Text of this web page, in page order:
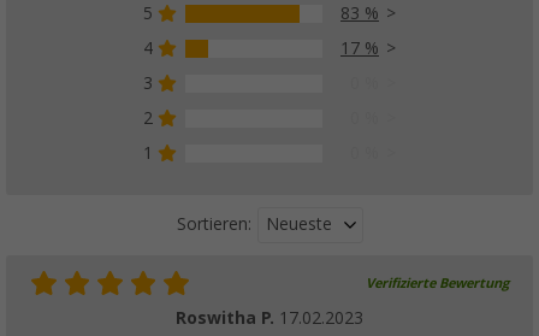
5
83 %
4
17 %
3
2
1
Sortieren: Neueste
Verifizierte Bewertung
Roswitha P. 17.02.2023